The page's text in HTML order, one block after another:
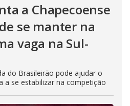
a Chapecoense
se manter na
vaga na Sul-
do Brasileirão pode ajudar o
a se estabilizar na competição